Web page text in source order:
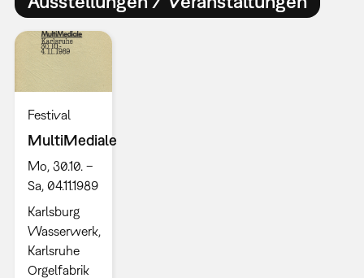
Festival
MultiMediale
Mo, 30.10. –
Sa, 04.11.1989
Karlsburg
Wasserwerk,
Karlsruhe
Orgelfabrik